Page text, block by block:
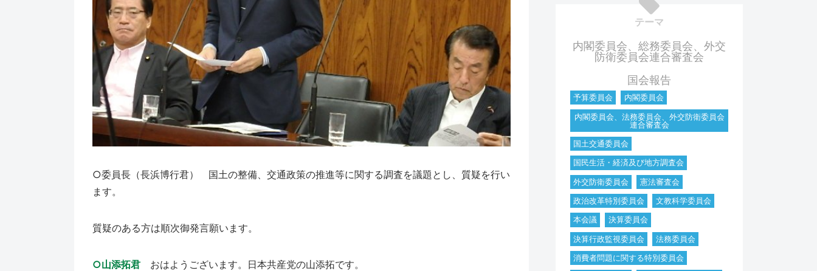
○委員長（長浜博行君） 国土の整備、交通政策の推進等に関する調査を議題とし、質疑を行い
ます。
質疑のある方は順次御発言願います。
○山添拓君 おはようございます。日本共産党の山添拓です。
テーマ
内閣委員会、総務委員会、外交
防衛委員会連合審査会
国会報告
予算委員会
内閣委員会
内閣委員会、法務委員会、外交防衛委員会
連合審査会
国土交通委員会
国民生活・経済及び地方調査会
外交防衛委員会
憲法審査会
政治改革特別委員会
文教科学委員会
本会議
決算委員会
決算行政監視委員会
法務委員会
消費者問題に関する特別委員会